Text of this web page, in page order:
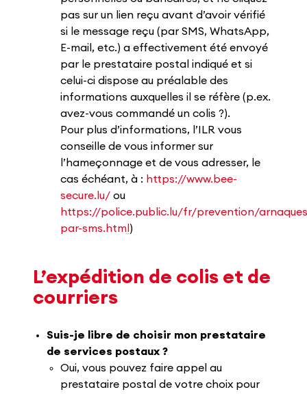
pas sur un lien reçu avant d’avoir vérifié
si le message reçu (par SMS, WhatsApp,
E-mail, etc.) a effectivement été envoyé
par le prestataire postal indiqué et si
celui-ci dispose au préalable des
informations auxquelles il se réfère (p.ex.
avez-vous commandé un colis ?).
Pour plus d’informations, l’ILR vous
conseille de vous informer sur
l’hameçonnage et de vous adresser, le
cas échéant, à : https://www.bee-
secure.lu/ ou
https://police.public.lu/fr/prevention/
par-sms.html )
L’expédition de colis et de
courriers
Suis-je libre de choisir mon prestataire
de services postaux ?
Oui, vous pouvez faire appel au
prestataire postal de votre choix pour